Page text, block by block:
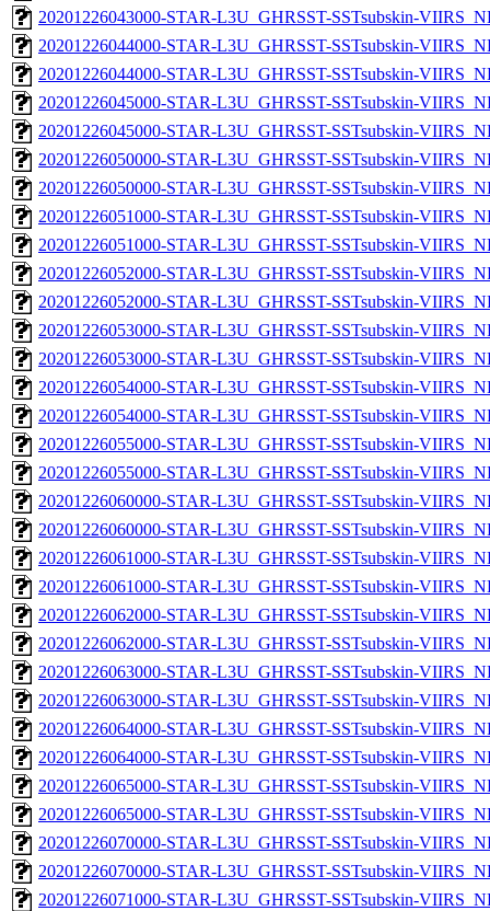
20201226043000-STAR-L3U_GHRSST-SSTsubskin-
20201226044000-STAR-L3U_GHRSST-SSTsubskin-
20201226044000-STAR-L3U_GHRSST-SSTsubskin-
20201226045000-STAR-L3U_GHRSST-SSTsubskin-
20201226045000-STAR-L3U_GHRSST-SSTsubskin-
20201226050000-STAR-L3U_GHRSST-SSTsubskin-
20201226050000-STAR-L3U_GHRSST-SSTsubskin-
20201226051000-STAR-L3U_GHRSST-SSTsubskin-
20201226051000-STAR-L3U_GHRSST-SSTsubskin-
20201226052000-STAR-L3U_GHRSST-SSTsubskin-
20201226052000-STAR-L3U_GHRSST-SSTsubskin-
20201226053000-STAR-L3U_GHRSST-SSTsubskin-
20201226053000-STAR-L3U_GHRSST-SSTsubskin-
20201226054000-STAR-L3U_GHRSST-SSTsubskin-
20201226054000-STAR-L3U_GHRSST-SSTsubskin-
20201226055000-STAR-L3U_GHRSST-SSTsubskin-
20201226055000-STAR-L3U_GHRSST-SSTsubskin-
20201226060000-STAR-L3U_GHRSST-SSTsubskin-
20201226060000-STAR-L3U_GHRSST-SSTsubskin-
20201226061000-STAR-L3U_GHRSST-SSTsubskin-
20201226061000-STAR-L3U_GHRSST-SSTsubskin-
20201226062000-STAR-L3U_GHRSST-SSTsubskin-
20201226062000-STAR-L3U_GHRSST-SSTsubskin-
20201226063000-STAR-L3U_GHRSST-SSTsubskin-
20201226063000-STAR-L3U_GHRSST-SSTsubskin-
20201226064000-STAR-L3U_GHRSST-SSTsubskin-
20201226064000-STAR-L3U_GHRSST-SSTsubskin-
20201226065000-STAR-L3U_GHRSST-SSTsubskin-
20201226065000-STAR-L3U_GHRSST-SSTsubskin-
20201226070000-STAR-L3U_GHRSST-SSTsubskin-
20201226070000-STAR-L3U_GHRSST-SSTsubskin-
20201226071000-STAR-L3U_GHRSST-SSTsubskin-